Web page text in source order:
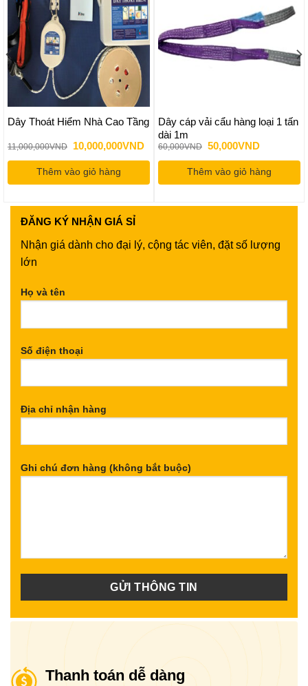
Dây Thoát Hiểm Nhà Cao Tầng
11,000,000VND
Giá
gốc
là:
11,000,000VND.
10,000,000VNDGiá
tại
10,000,000VND.
Thêm vào giỏ hàng
Dây cáp vải cẩu hàng loại 1 tấn
dài 1m
60,000VND Giá
gốc
là:
60,000VND.
50,000VNDGiá
tại
là:
Thêm vào giỏ hàng
ĐĂNG KÝ NHẬN GIÁ SỈ
Nhận giá dành cho đại lý, cộng tác viên, đặt số lượng
lớn
Họ và tên
Số điện thoại
Địa chỉ nhận hàng
Ghi chú đơn hàng (không bắt buộc)
Thanh toán dễ dàng